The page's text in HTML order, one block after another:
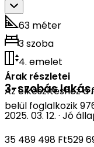
63 méter
3 szoba
4. emelet
Árak részletei
Az elkészítéshez
belül foglalkozik
3-szobás lakás
2025. 03. 12. · Jó
35 489 498 Ft529